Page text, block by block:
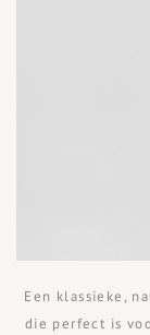
Een klassieke,
die perfect is